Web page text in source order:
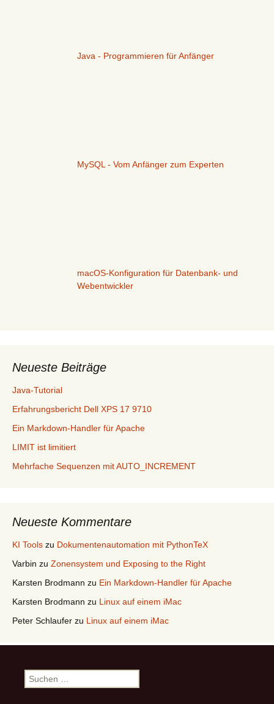
Java - Programmieren für Anfänger
MySQL - Vom Anfänger zum Experten
macOS-Konfiguration für Datenbank- und
Webentwickler
Neueste Beiträge
Java-Tutorial
Erfahrungsbericht Dell XPS 17 9710
Ein Markdown-Handler für Apache
LIMIT ist limitiert
Mehrfache Sequenzen mit AUTO_INCREMENT
Neueste Kommentare
KI Tools zu Dokumentenautomation mit PythonTeX
Varbin zu Zonensystem und Exposing to the Right
Karsten Brodmann zu Ein Markdown-Handler für Apache
Karsten Brodmann zu Linux auf einem iMac
Peter Schlaufer zu Linux auf einem iMac
Suchen
nach: